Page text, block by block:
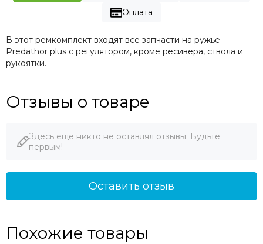
Оплата
В этот ремкомплект входят все запчасти на ружье
Predathor plus с регулятором, кроме ресивера, ствола и
рукоятки.
Отзывы о товаре
Здесь еще никто не оставлял отзывы. Будьте
первым!
Оставить отзыв
Похожие товары